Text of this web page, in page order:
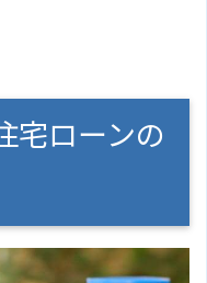
宅ローンの